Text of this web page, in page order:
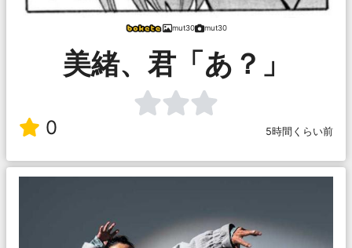
mut30 mut30
美緒、君「あ？」
0 5時間くらい前